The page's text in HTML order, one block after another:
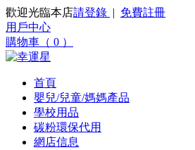
歡迎光臨本店請登錄 | 免費註冊
用戶中心
購物車（ 0 ）
首頁
嬰兒/兒童/媽媽產品
學校用品
碳粉環保代用
網店信息